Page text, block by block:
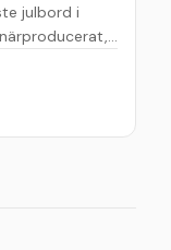
julbord i